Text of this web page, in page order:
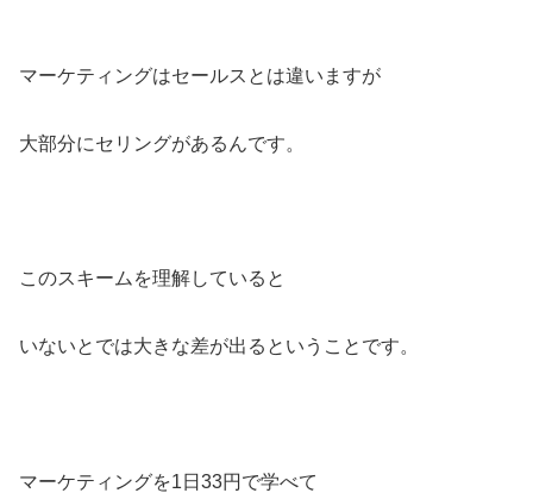
マーケティングはセールスとは違いますが
大部分にセリングがあるんです。
このスキームを理解していると
いないとでは大きな差が出るということです。
マーケティングを1日33円で学べて